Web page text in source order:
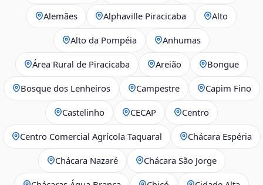
Alemães Alphaville Piracicaba Alto
Alto da Pompéia Anhumas
Área Rural de Piracicaba Areião Bongue
Bosque dos Lenheiros Campestre Capim Fino
Castelinho CECAP Centro
Centro Comercial Agrícola Taquaral Chácara Espéria
Chácara Nazaré Chácara São Jorge